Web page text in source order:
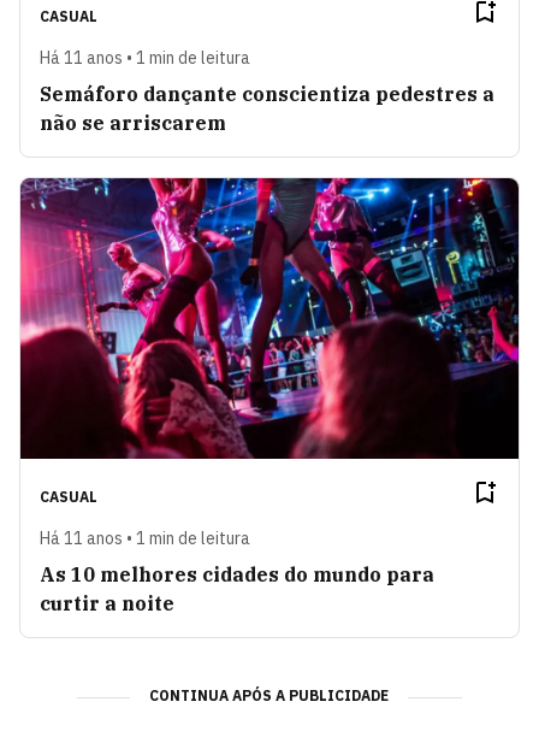
CASUAL
Há 11 anos • 1 min de leitura
Semáforo dançante conscientiza pedestres a
não se arriscarem
CASUAL
Há 11 anos • 1 min de leitura
As 10 melhores cidades do mundo para
curtir a noite
CONTINUA APÓS A PUBLICIDADE